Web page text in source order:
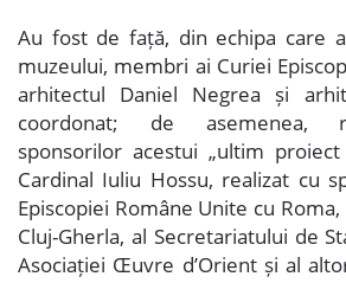
Au fost de față, din echipa care
muzeului, membri ai Curiei
arhitectul Daniel Negrea și
coordonat; de asemenea,
sponsorilor acestui „ultim
Cardinal Iuliu Hossu, realizat cu
Episcopiei Române Unite cu
Cluj-Gherla, al Secretariatului de
Asociației Œuvre d’Orient și al